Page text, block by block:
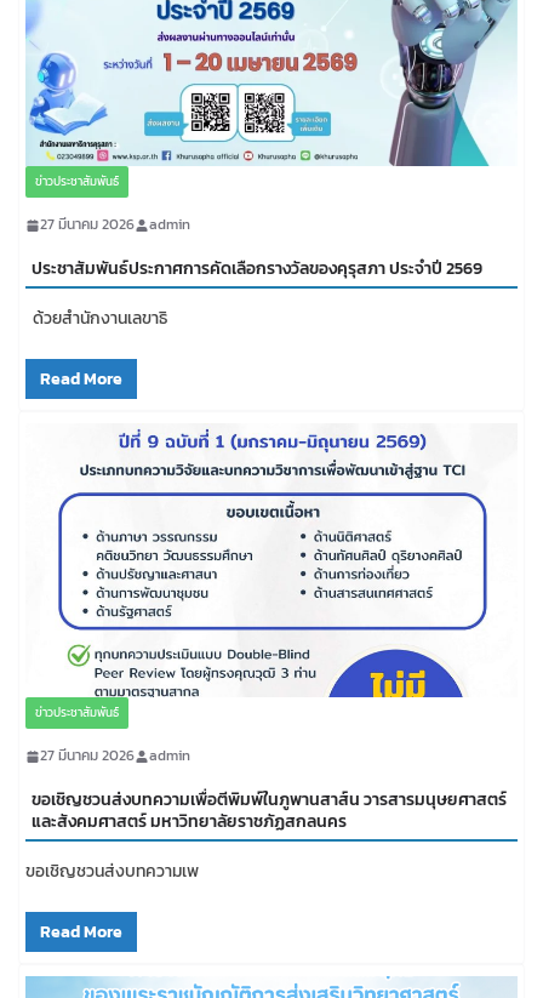
ข่าวประชาสัมพันธ์
27 มีนาคม 2026 admin
ประชาสัมพันธ์ประกาศการคัดเลือกรางวัลของคุรุสภา ประจำปี 2569
ด้วยสำนักงานเลขาธิ
Read More
ข่าวประชาสัมพันธ์
27 มีนาคม 2026 admin
ขอเชิญชวนส่งบทความเพื่อตีพิมพ์ในภูพานสาส์น วารสารมนุษยศาสตร์
และสังคมศาสตร์ มหาวิทยาลัยราชภัฏสกลนคร
ขอเชิญชวนส่งบทความเพ
Read More